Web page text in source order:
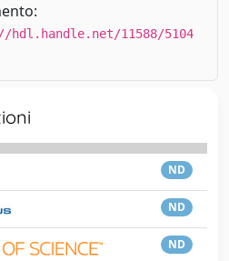
hdl.handle.net/11588/5104
ND
ND
ND